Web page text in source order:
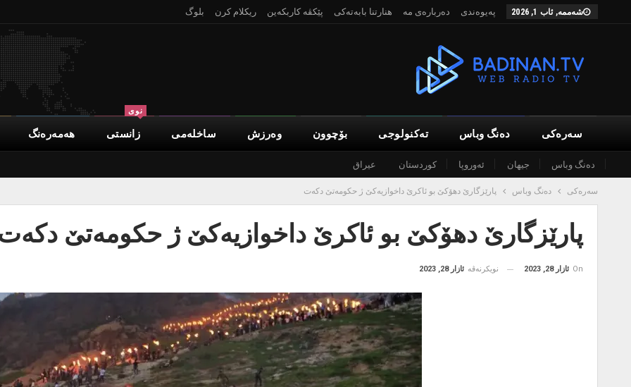
شەممە, ئاب 1, 2026 پەیوەندی دەربارەی مە هنارتنا بابەتەکی پێکڤە کاربکەین ریکلام کرن بلوگ
سەرەکی دەنگ وباس
دەنگ وباس جیهان ئەوروپا کوردستان عیراق
تەکنولوجی بۆچوون وەرزش ساخلەمی زانستی
نوی
هەمەرەنگ
سەرەکی دەنگ وباس پارێزگارێ دهۆکێ بو ئاکرێ داخوازیەکێ ژ حکومەتێ دکەت
پارێزگارێ دهۆکێ بو ئاکرێ داخوازیەکێ ژ حکومەتێ
On ئازار 28, 2023 نویکرنەڤە ئازار 28, 2023